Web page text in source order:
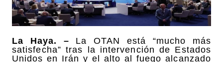
La Haya. – La OTAN está “mucho más
satisfecha” tras la intervención de Estados
Unidos en Irán y el alto al fuego alcanzado